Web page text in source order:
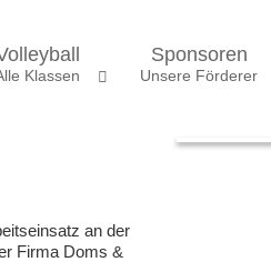
Klassen
Sponsoren
Unsere Förderer
an der
Firma Doms &